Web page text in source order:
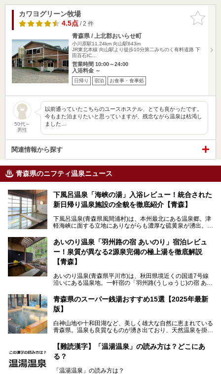
お気に入
りに追加
カワヨグリーン牧場
4.5点/ 2 件
青森県 / 上北郡おいらせ町
小川原駅11.24km 向山駅643m
JR東北本線 向山駅より徒歩10分第二みちのく有料道路 下
田百石IC…
営業時間 10:00～24:00
入浴料金 ～
日帰り 宿泊 お食事・食事処
50代～
男性
以前通っていたこちらのユースホステル、とても良かったです。
今もまた泊まりたいと思っていますが、残念ながら温泉は枯渇し
ました…
関連情報から探す
青森県のニフティ温泉ニュース
下風呂温泉「海峡の湯」入浴レビュー！統合された
新日帰り温泉施設の全貌を徹底紹介【青森】
下風呂温泉(青森県風間浦村)は、本州最北にある温泉郷。津
軽海峡に面する立地にありながらも濃厚な硫黄泉が湧出。良
泉ファンが訪れる温泉地です。
「海峡の湯」は、以前あった2つの共同浴場を統合し、2020
年12月にオープンした日帰り入浴施設。かつて別々の共同
浴場で使用された2つの源泉を楽しめる点が魅力です。また
無料休憩室や食事処も併設し、地元常連客のみならず観光客
にも利用しやすい施設へ変貌しました。
今回、筆者は実際に海峡の湯へ訪問・入浴し、その魅力を徹
底解説します！
あいのり温泉「羽州路の宿 あいのり」宿泊レビュ
ー！泉質が異なる2源泉完備の極上湯を徹底解説
【青森】
あいのり温泉(青森県平川市)は、秋田県境近くの国道7号線
沿いにある温泉地。一軒宿の「羽州路(うしゅうじ)の宿 あい
(通称:赤湯)と無色透明の単純温泉という2種類の源泉を使用
し、いずれも源泉100％かけ流しで提供している点でしょ
う。
今回筆者は実際に宿泊し、大浴場と露天風呂付き客室を中心
に「羽州路の宿 あいのり」を詳細にご紹介。秋田県側を含
ですが、実はあいのり温泉も決して見逃せない極上湯のひと
つ。その魅力を徹底解説します！
青森県のスーパー銭湯おすすめ15選【2025年最新
版】
白神山地や十和田湖など、美しく雄大な自然に恵まれている
青森県。温泉も良質なものが湧き出ており、天然温泉を掛け
の山並みを眺めながら温泉に浸かり、お食事処でおいしいご
当地グルメを味わうひとときは格別ですね！
今回は、青森県でおすすめのスーパー銭湯を紹介します。
ください。
【難読漢字】「温湯温泉」の読み方は？どこにあ
る？
「温湯温泉」の読み方は？